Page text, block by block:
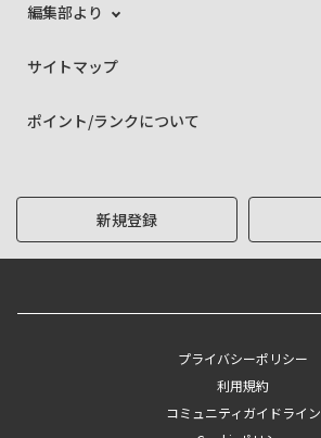
編集部より
サイトマップ
ポイント/ランクについて
新規登録
プライバシーポリシー
利用規約
コミュニティガイドライン